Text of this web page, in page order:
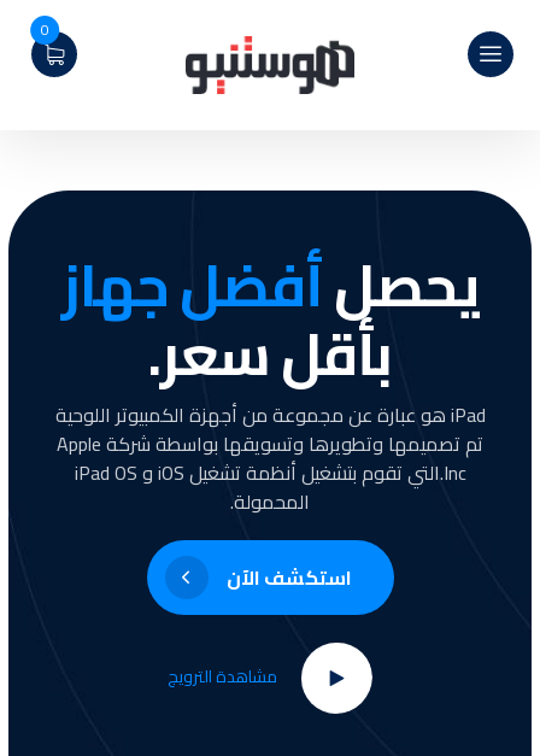
0
يحصلأفضل جهاز
بأقل سعر.
iPad هو عبارة عن مجموعة من أجهزة الكمبيوتر اللوحية
تم تصميمها وتطويرها وتسويقها بواسطة شركة Apple
Inc.التي تقوم بتشغيل أنظمة تشغيل iOS و iPad OS
المحمولة.
استكشف الآن
مشاهدة الترويج